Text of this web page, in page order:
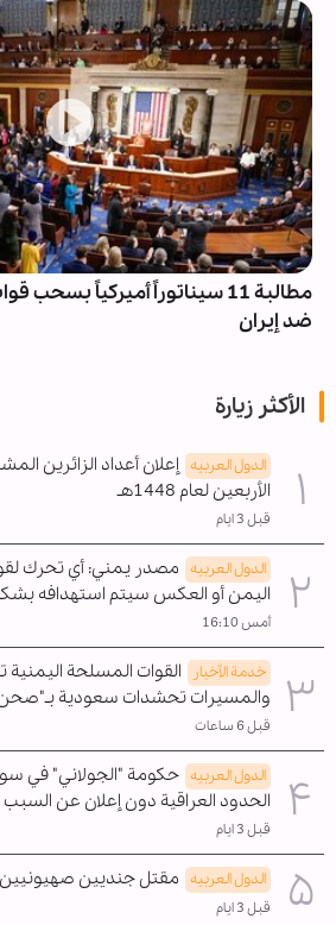
مطالبة 11 سيناتوراً أميركياً
ضد إيران
الأكثر زيارة
الدول العربیه إعلان أعداد الزائرين
الأربعين لعام 1448هـ
قبل 3 ايام
الدول العربیه مصدر يمني: أي تحرك
اليمن أو العكس سيتم استهدافه
أمس 16:10
خدمة الأخبار
القوات المسلحة
والمسيرات تحشدات سعودية
قبل 6 ساعات
الدول العربیه حكومة "الجولاني" في
الحدود العراقية دون إعلان عن السبب
قبل 3 ايام
الدول العربیه مقتل جنديين صهيونيين
قبل 3 ايام